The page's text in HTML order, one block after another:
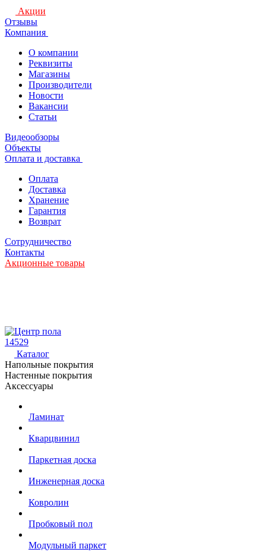
Акции
Отзывы
Компания
О компании
Реквизиты
Магазины
Производители
Новости
Вакансии
Статьи
Видеообзоры
Объекты
Оплата и доставка
Оплата
Доставка
Хранение
Гарантия
Возврат
Сотрудничество
Контакты
Акционные товары
14529
Каталог
Напольные покрытия
Настенные покрытия
Аксессуары
Ламинат
Кварцвинил
Паркетная доска
Инженерная доска
Ковролин
Пробковый пол
Модульный паркет